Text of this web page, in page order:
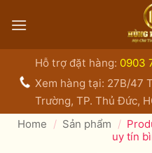
qua
Hỗ trợ đặt hàng: 0903
Xem hàng tại: 27B/47
Trường, TP. Thủ Đức,
Home / Sản phẩm /
uy tín